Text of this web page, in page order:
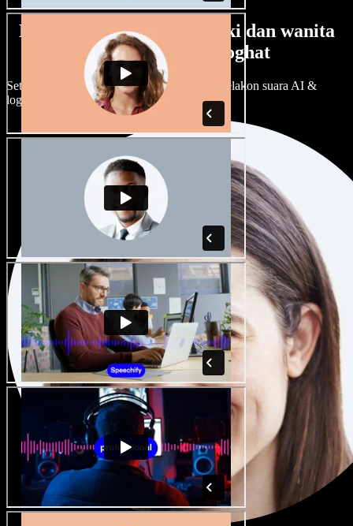
Banyak pilihan suara lelaki dan wanita
dengan pelbagai loghat
Setiap projek boleh jadi unik. Pilih ratusan pelakon suara AI &
loghat, laraskan ikut cita rasa anda.